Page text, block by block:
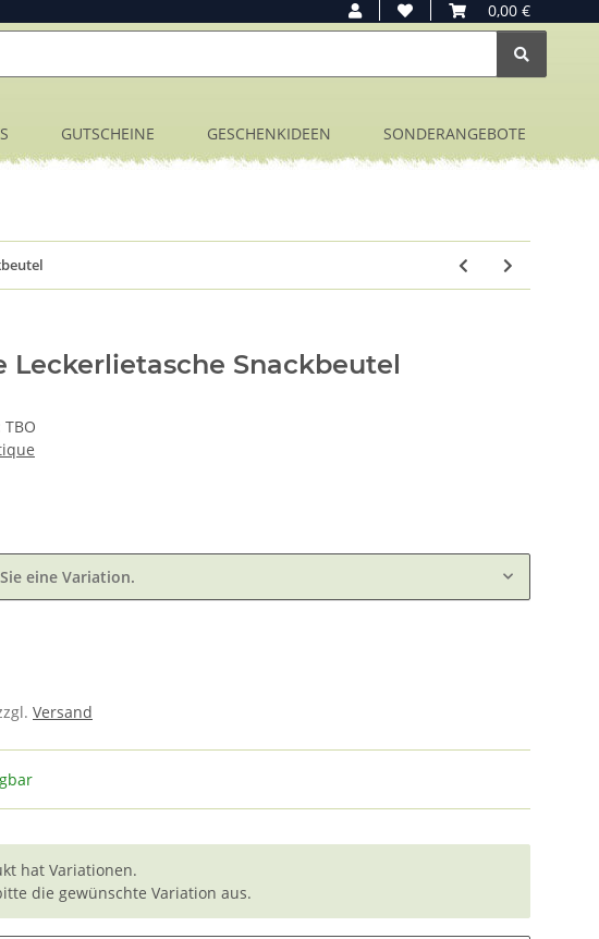
0,00 €
GUTSCHEINE GESCHENKIDEEN SONDERANGEBOTE
Leckerlietasche Snackbeutel
TBO
eine Variation.
Versand
hat Variationen.
die gewünschte Variation aus.